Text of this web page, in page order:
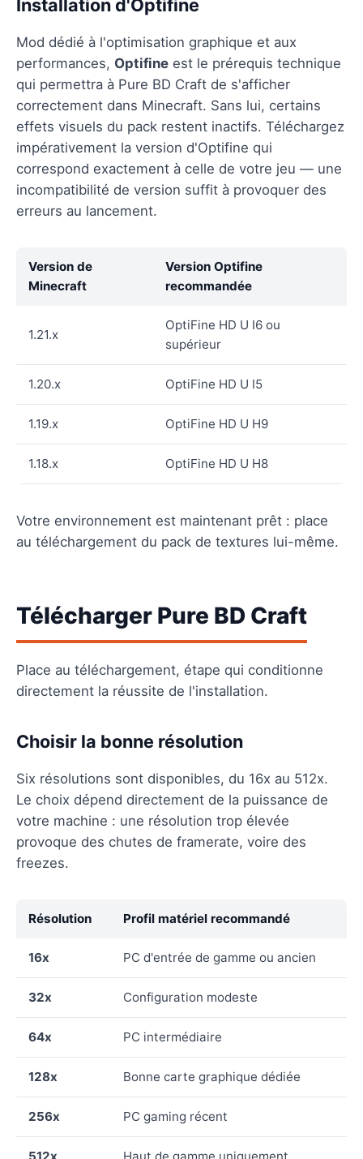
Installation d'Optifine
Mod dédié à l'optimisation graphique et aux
performances, Optifine est le prérequis technique
qui permettra à Pure BD Craft de s'afficher
correctement dans Minecraft. Sans lui, certains
effets visuels du pack restent inactifs. Téléchargez
impérativement la version d'Optifine qui
correspond exactement à celle de votre jeu — une
incompatibilité de version suffit à provoquer des
erreurs au lancement.
Version de
Minecraft
Version Optifine
recommandée
1.21.x
OptiFine HD U I6 ou
supérieur
1.20.x OptiFine HD U I5
1.19.x OptiFine HD U H9
1.18.x OptiFine HD U H8
Votre environnement est maintenant prêt : place
au téléchargement du pack de textures lui-même.
Télécharger Pure BD Craft
Place au téléchargement, étape qui conditionne
directement la réussite de l'installation.
Choisir la bonne résolution
Six résolutions sont disponibles, du 16x au 512x.
Le choix dépend directement de la puissance de
votre machine : une résolution trop élevée
provoque des chutes de framerate, voire des
freezes.
Résolution Profil matériel recommandé
16x PC d'entrée de gamme ou ancien
32x Configuration modeste
64x PC intermédiaire
128x Bonne carte graphique dédiée
256x PC gaming récent
512x Haut de gamme uniquement